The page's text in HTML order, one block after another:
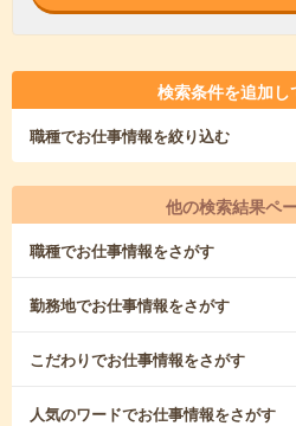
検索条件を追加し
職種でお仕事情報を絞り込む
他の検索結果ペ
職種でお仕事情報をさがす
勤務地でお仕事情報をさがす
こだわりでお仕事情報をさがす
人気のワードでお仕事情報をさがす